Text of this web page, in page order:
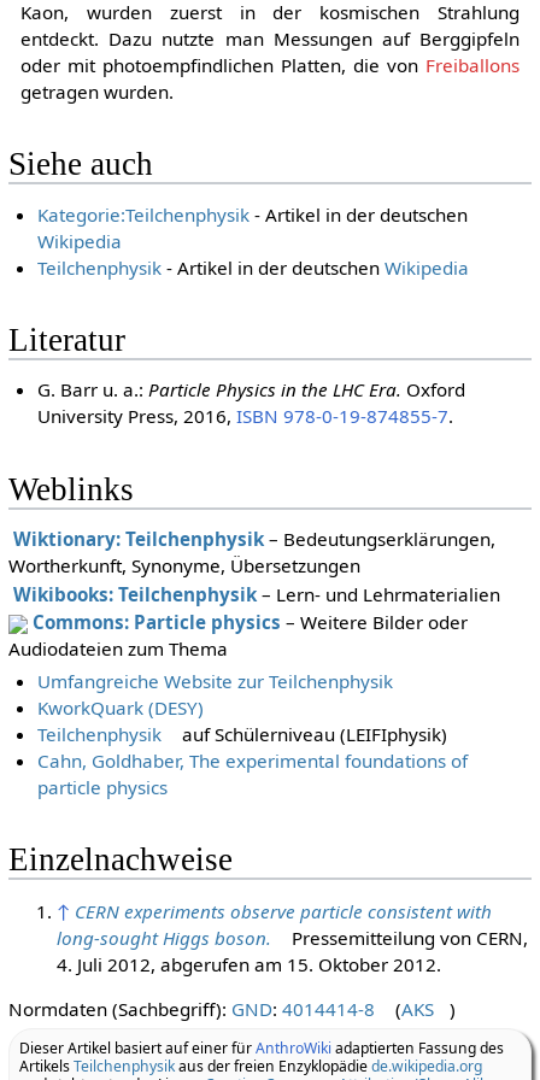
Kaon, wurden zuerst in der kosmischen Strahlung
entdeckt. Dazu nutzte man Messungen auf Berggipfeln
oder mit photoempfindlichen Platten, die von Freiballons
getragen wurden.
Siehe auch
Kategorie:Teilchenphysik - Artikel in der deutschen
Wikipedia
Teilchenphysik - Artikel in der deutschenWikipedia
Literatur
G. Barr u. a.:Particle Physics in the LHC Era. Oxford
University Press, 2016,ISBN 978-0-19-874855-7.
Weblinks
Wiktionary: Teilchenphysik– Bedeutungserklärungen,
Wortherkunft, Synonyme, Übersetzungen
Wikibooks: Teilchenphysik– Lern- und Lehrmaterialien
Commons: Particle physics – Weitere Bilder oder
Audiodateien zum Thema
Umfangreiche Website zur Teilchenphysik
KworkQuark (DESY)
Teilchenphysik
auf Schülerniveau (LEIFIphysik)
Cahn, Goldhaber, The experimental foundations of
particle physics
Einzelnachweise
↑ CERN experiments observe particle consistent with
long-sought Higgs boson.
Pressemitteilung von CERN,
4. Juli 2012, abgerufen am 15. Oktober 2012.
Normdaten (Sachbegriff): GND: 4014414-8 (AKS )
Dieser Artikel basiert auf einer fürAnthroWiki adaptierten Fassung des
ArtikelsTeilchenphysikaus der freien Enzyklopädiede.wikipedia.org